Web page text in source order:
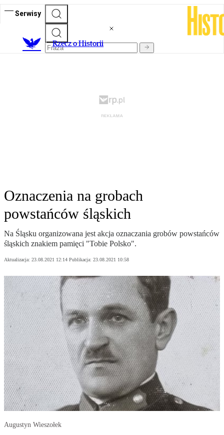
Serwisy
Rzecz o Historii
Oznaczenia na grobach
powstańców śląskich
Na Śląsku organizowana jest akcja oznaczania grobów powstańców
śląskich znakiem pamięci "Tobie Polsko".
Aktualizacja: 23.08.2021 12:14 Publikacja: 23.08.2021 10:58
Augustyn Wieszołek